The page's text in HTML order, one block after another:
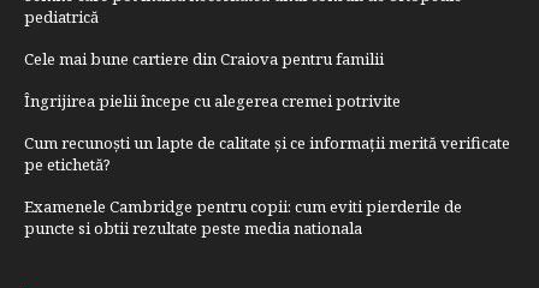
pediatrică
Cele mai bune cartiere din Craiova pentru familii
Îngrijirea pielii începe cu alegerea cremei potrivite
Cum recunoști un lapte de calitate și ce informații merită verificate
pe etichetă?
Examenele Cambridge pentru copii: cum eviti pierderile de
puncte si obtii rezultate peste media nationala